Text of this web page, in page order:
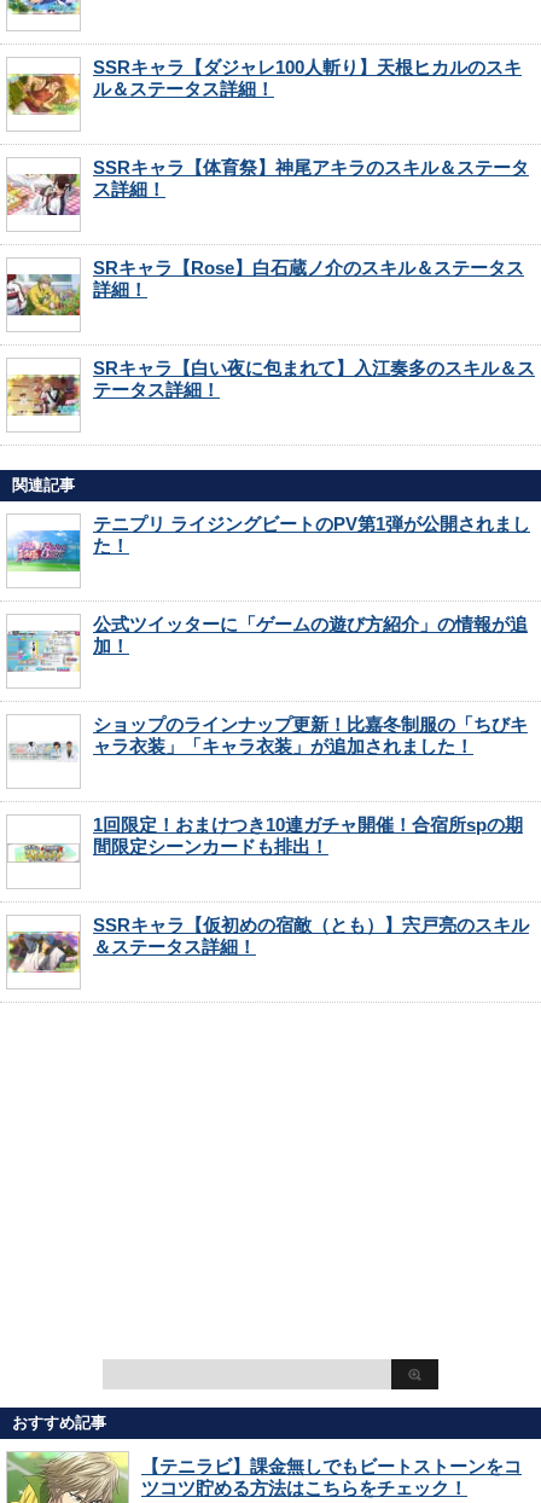
SSRキャラ【ダジャレ100人斬り】天根ヒカルのスキ
ル＆ステータス詳細！
SSRキャラ【体育祭】神尾アキラのスキル＆ステータ
ス詳細！
SRキャラ【Rose】白石蔵ノ介のスキル＆ステータス
詳細！
SRキャラ【白い夜に包まれて】入江奏多のスキル＆ス
テータス詳細！
関連記事
テニプリ ライジングビートのPV第1弾が公開されまし
た！
公式ツイッターに「ゲームの遊び方紹介」の情報が追
加！
ショップのラインナップ更新！比嘉冬制服の「ちびキ
ャラ衣装」「キャラ衣装」が追加されました！
1回限定！おまけつき10連ガチャ開催！合宿所spの期
間限定シーンカードも排出！
SSRキャラ【仮初めの宿敵（とも）】宍戸亮のスキル
＆ステータス詳細！
おすすめ記事
【テニラビ】課金無しでもビートストーンをコ
ツコツ貯める方法はこちらをチェック！